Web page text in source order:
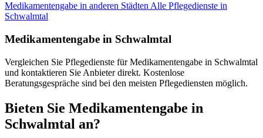
Medikamentengabe in anderen Städten Alle Pflegedienste in
Schwalmtal
Medikamentengabe in Schwalmtal
Vergleichen Sie Pflegedienste für Medikamentengabe in Schwalmtal
und kontaktieren Sie Anbieter direkt. Kostenlose
Beratungsgespräche sind bei den meisten Pflegediensten möglich.
Bieten Sie Medikamentengabe in
Schwalmtal an?